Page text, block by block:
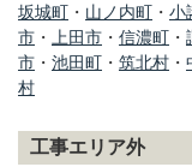
坂城町 ・ 山ノ内町 ・ 小
市 ・ 上田市 ・ 信濃町 ・
市 ・ 池田町 ・ 筑北村 ・
村
工事エリア外